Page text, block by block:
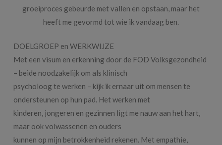
groeiproces gebeurde met vallen en opstaan, maar het
heeft me gevormd tot wie ik vandaag ben.
DOELGROEP en WERKWIJZE
Met een visum en erkenning door de FOD Volksgezondheid
– beide noodzakelijk om als klinisch
psycholoog te werken – kijk ik ernaar uit om mensen te
ondersteunen op hun pad. Het werken met
kinderen, jongeren en gezinnen ligt me nauw aan het hart,
maar ook volwassenen en ouders
kunnen op mijn betrokkenheid rekenen. Met empathie,